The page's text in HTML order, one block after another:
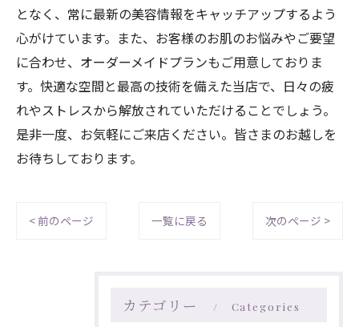
となく、常に最新の美容情報をキャッチアップするよう
心がけています。また、お客様のお肌のお悩みやご要望
に合わせ、オーダーメイドプランもご用意しておりま
す。快適な空間と最高の技術を備えた当店で、日々の疲
れやストレスから解放されていただけることでしょう。
是非一度、お気軽にご来店ください。皆さまのお越しを
お待ちしております。
< 前のページ 一覧に戻る 次のページ >
カテゴリー Categories